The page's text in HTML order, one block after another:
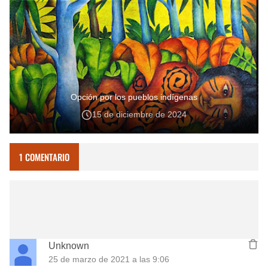
Opción por los pueblos indígenas
15 de diciembre de 2024
1 COMENTARIO
Unknown
25 de marzo de 2021 a las 9:06